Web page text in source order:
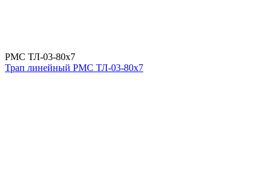
РМС ТЛ-03-80х7
Трап линейный РМС ТЛ-03-80х7